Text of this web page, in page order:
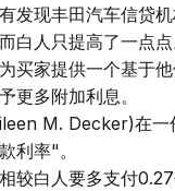
发现丰田汽车信贷
白人只提高了一点点
买家提供一个基于
更多附加利息。
M. Decker)在
利率"。
较白人要多支付